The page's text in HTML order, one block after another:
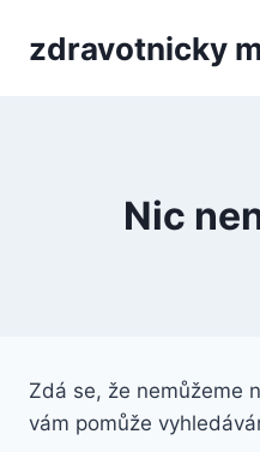
zdravotnicky
Nic
Zdá se, že nemůžeme
vám pomůže